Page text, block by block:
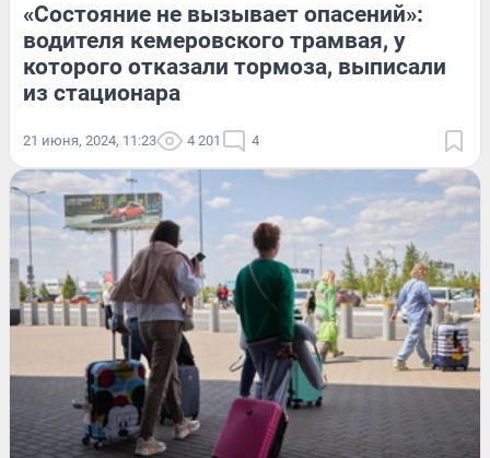
«Состояние не вызывает опасений»:
водителя кемеровского трамвая, у
которого отказали тормоза, выписали
из стационара
21 июня, 2024, 11:23 4 201 4